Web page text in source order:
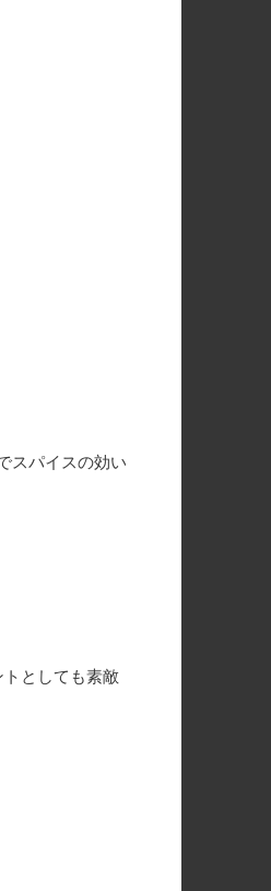
スパイスの効い
トとしても素敵